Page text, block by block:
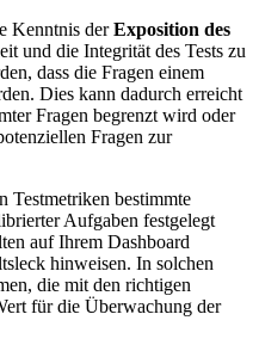
Kenntnis derExposition des
und die Integrität des Tests zu
dass die Fragen einem
Dies kann dadurch erreicht
Fragen begrenzt wird oder
Fragen zur
Testmetriken bestimmte
Aufgaben festgelegt
auf Ihrem Dashboard
hinweisen. In solchen
die mit den richtigen
für die Überwachung der